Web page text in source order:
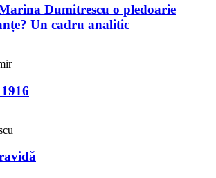
Dumitrescu o pledoarie
Un cadru analitic